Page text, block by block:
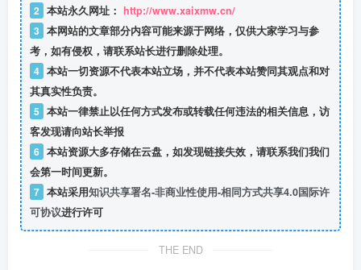
2 本站永久网址： http://www.xaixmw.cn/
3 本网站的文章部分内容可能来源于网络，仅供大家学习与参
考，如有侵权，请联系站长进行删除处理。
4 本站一切资源不代表本站立场，并不代表本站赞同其观点和对
其真实性负责。
5 本站一律禁止以任何方式发布或转载任何违法的相关信息，访
客发现请向站长举报
6 本站资源大多存储在云盘，如发现链接失效，请联系我们我们
会第一时间更新。
7 本站采用知识共享署名-非商业性使用-相同方式共享4.0国际许
可协议进行许可
THE END